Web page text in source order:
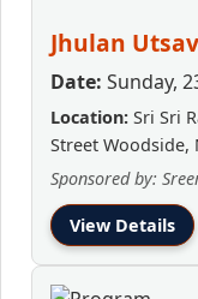
Jhulan Utsav
Date: Sunday,
Location: Sri Sri
Street Woodside,
Sponsored by:
View Details